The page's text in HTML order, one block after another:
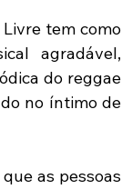
Livre tem como
agradável,
do reggae
no íntimo de
as pessoas